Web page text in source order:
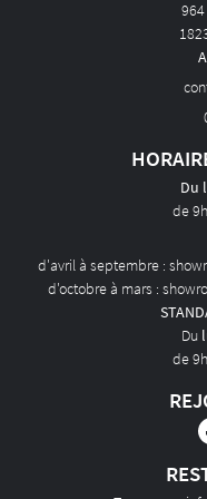
Du
de
d'avril à septembre :
d'octobre à mars :
Du
de